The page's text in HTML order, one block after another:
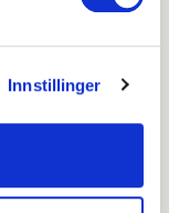
Innstillinger